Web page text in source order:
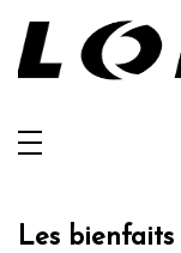
contenu
Les